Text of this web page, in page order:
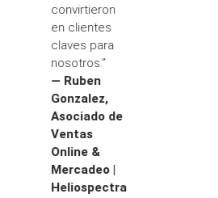
convirtieron
en clientes
claves para
nosotros.”
— Ruben
Gonzalez,
Asociado de
Ventas
Online &
Mercadeo |
Heliospectra